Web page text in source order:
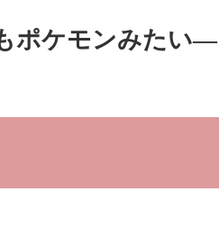
ポケモンみたい―